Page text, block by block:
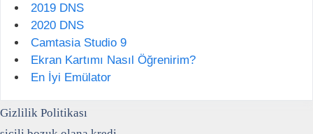
2019 DNS
2020 DNS
Camtasia Studio 9
Ekran Kartımı Nasıl Öğrenirim?
En İyi Emülator
Gizlilik Politikası